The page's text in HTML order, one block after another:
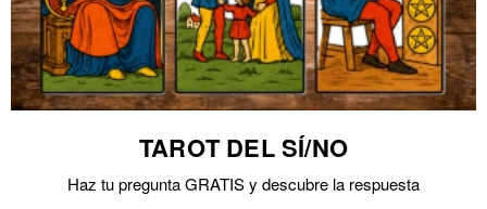
TAROT DEL SÍ/NO
Haz tu pregunta GRATIS y descubre la respuesta